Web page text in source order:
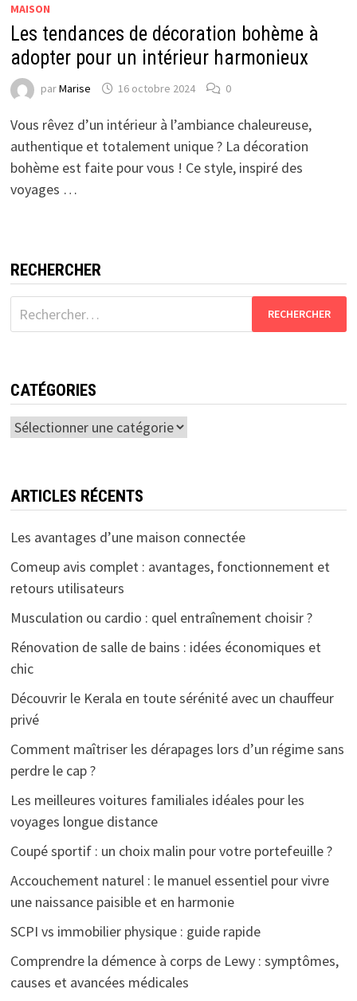
MAISON
Les tendances de décoration bohème à
adopter pour un intérieur harmonieux
parMarise 16 octobre 2024 0
Vous rêvez d’un intérieur à l’ambiance chaleureuse,
authentique et totalement unique ? La décoration
bohème est faite pour vous ! Ce style, inspiré des
voyages …
RECHERCHER
Rechercher :
CATÉGORIES
Catégories
ARTICLES RÉCENTS
Les avantages d’une maison connectée
Comeup avis complet : avantages, fonctionnement et
retours utilisateurs
Musculation ou cardio : quel entraînement choisir ?
Rénovation de salle de bains : idées économiques et
chic
Découvrir le Kerala en toute sérénité avec un chauffeur
privé
Comment maîtriser les dérapages lors d’un régime sans
perdre le cap ?
Les meilleures voitures familiales idéales pour les
voyages longue distance
Coupé sportif : un choix malin pour votre portefeuille ?
Accouchement naturel : le manuel essentiel pour vivre
une naissance paisible et en harmonie
SCPI vs immobilier physique : guide rapide
Comprendre la démence à corps de Lewy : symptômes,
causes et avancées médicales